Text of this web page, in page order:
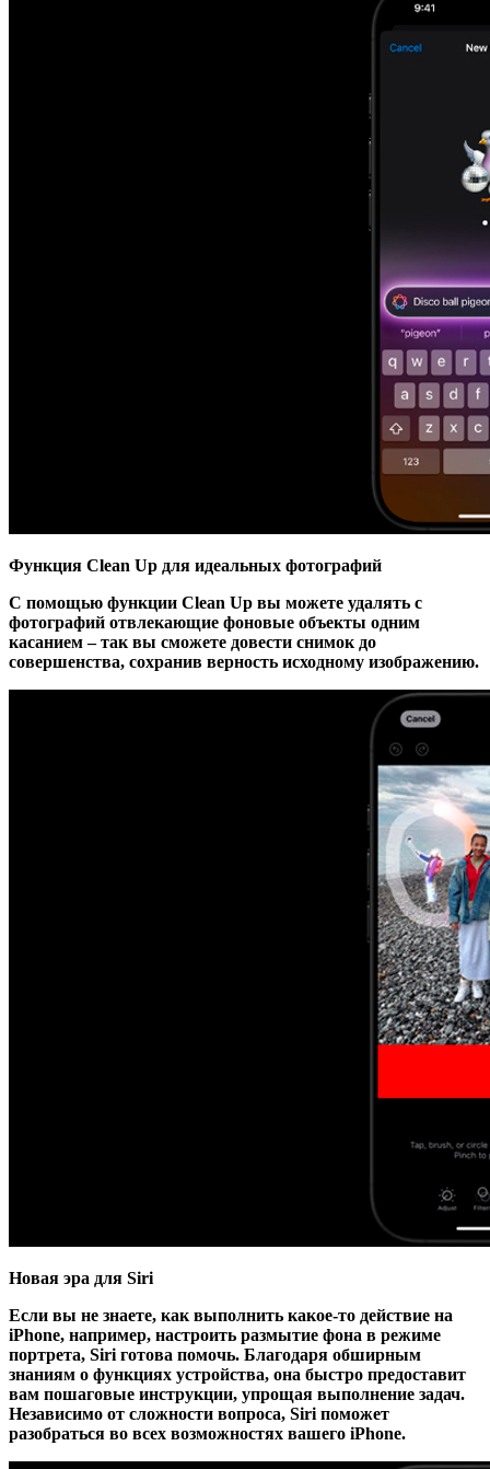
Функция Clean Up для идеальных фотографий
С помощью функции Clean Up вы можете удалять с
фотографий отвлекающие фоновые объекты одним
касанием – так вы сможете довести снимок до
совершенства, сохранив верность исходному изображению.
Новая эра для Siri
Если вы не знаете, как выполнить какое-то действие на
iPhone, например, настроить размытие фона в режиме
портрета, Siri готова помочь. Благодаря обширным
знаниям о функциях устройства, она быстро предоставит
вам пошаговые инструкции, упрощая выполнение задач.
Независимо от сложности вопроса, Siri поможет
разобраться во всех возможностях вашего iPhone.